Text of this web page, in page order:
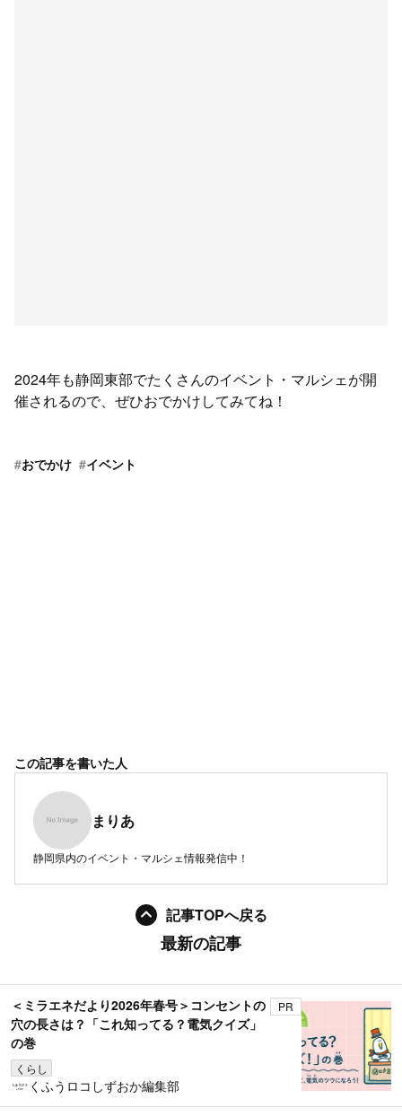
2024年も静岡東部でたくさんのイベント・マルシェが開
催されるので、ぜひおでかけしてみてね！
#おでかけ #イベント
この記事を書いた人
まりあ
静岡県内のイベント・マルシェ情報発信中！
記事TOPへ戻る
最新の記事
＜ミラエネだより2026年春号＞コンセントの
穴の長さは？「これ知ってる？電気クイズ」
の巻
くらし
PR
くふうロコしずおか編集部